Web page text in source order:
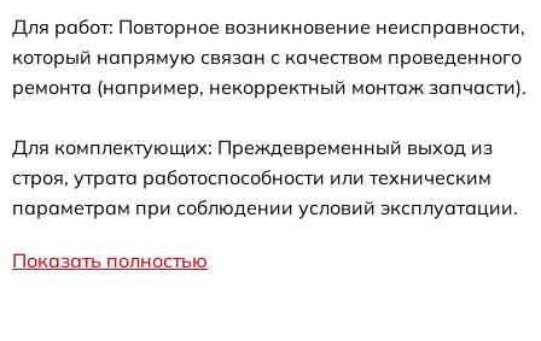
Для работ: Повторное возникновение неисправности,
который напрямую связан с качеством проведенного
ремонта (например, некорректный монтаж запчасти).
Для комплектующих: Преждевременный выход из
строя, утрата работоспособности или техническим
параметрам при соблюдении условий эксплуатации.
Показать полностью